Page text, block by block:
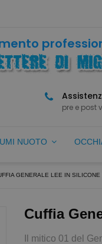
pre e post
NUOTO
GENERALE LEE IN
Cuffia
Il mitico 01 del